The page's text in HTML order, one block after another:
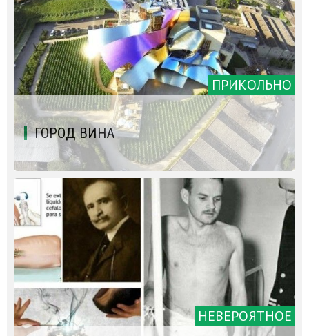
ПРИКОЛЬНО
ГОРОД ВИНА
НЕВЕРОЯТНОЕ